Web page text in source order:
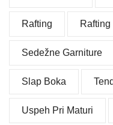
Rafting
Sedežne Garniture
Slap Boka
Uspeh Pri Maturi